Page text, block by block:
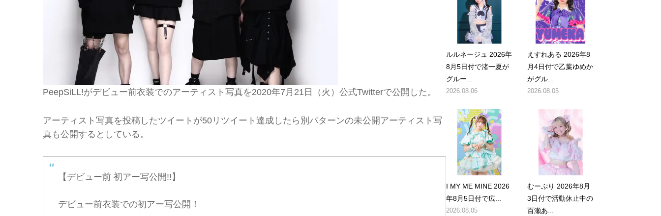
PeepSiLL!がデビュー前衣装でのアーティスト写真を2020年7月21日（火）公式Twitterで公開した。
アーティスト写真を投稿したツイートが50リツイート達成したら別パターンの未公開アーティスト写
真も公開するとしている。
【デビュー前 初アー写公開!!】
デビュー前衣装での初アー写公開！
ルルネージュ 2026年
8月5日付で渚一夏が
グルー...
2026.08.06
えすれある 2026年8
月4日付で乙葉ゆめか
がグル...
2026.08.05
I MY ME MINE 2026
年8月5日付で広...
2026.08.05
むーぷり 2026年8月
3日付で活動休止中の
百瀬あ...